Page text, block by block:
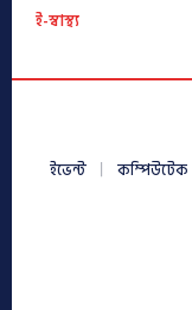
ই-স্বাস্থ্য
ইভেন্ট কম্পিউটেক